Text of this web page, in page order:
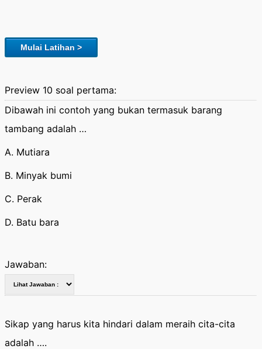
Mulai Latihan >
Preview 10 soal pertama:
Dibawah ini contoh yang bukan termasuk barang
tambang adalah …
A. Mutiara
B. Minyak bumi
C. Perak
D. Batu bara
Jawaban:
Sikap yang harus kita hindari dalam meraih cita-cita
adalah ….